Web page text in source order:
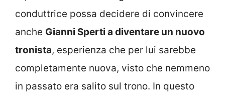
conduttrice possa decidere di convincere
anche Gianni Sperti a diventare un nuovo
tronista, esperienza che per lui sarebbe
completamente nuova, visto che nemmeno
in passato era salito sul trono. In questo